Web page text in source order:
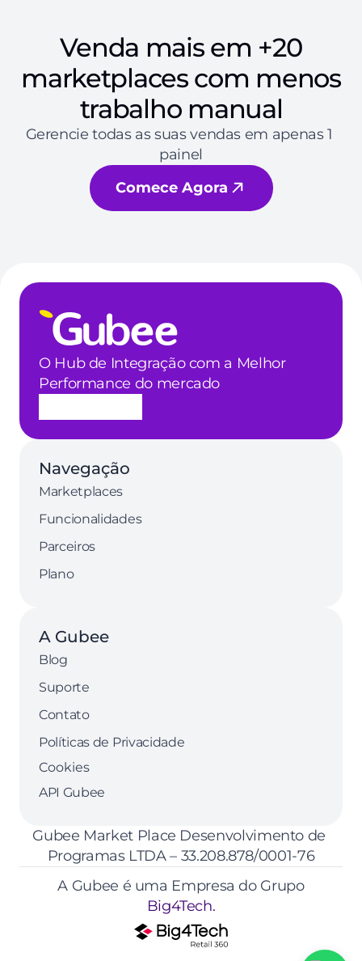
Venda mais em +20
marketplaces com menos
trabalho manual
Gerencie todas as suas vendas em apenas 1
painel
Comece Agora
O Hub de Integração com a Melhor
Performance do mercado
Navegação
Marketplaces
Funcionalidades
Parceiros
Plano
A Gubee
Blog
Suporte
Contato
Políticas de Privacidade
Cookies
API Gubee
Gubee Market Place Desenvolvimento de
Programas LTDA – 33.208.878/0001-76
A Gubee é uma Empresa do Grupo
Big4Tech.